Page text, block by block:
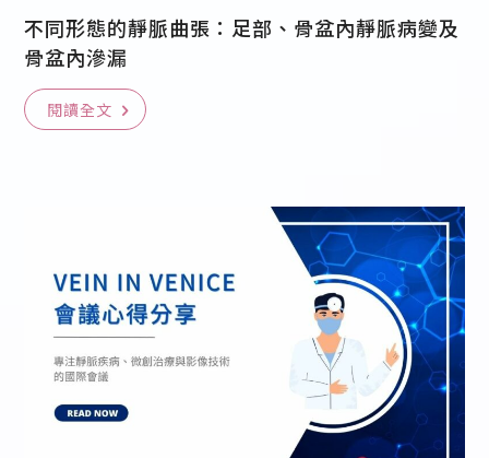
不同形態的靜脈曲張：足部、骨盆內靜脈病變及
骨盆內滲漏
閱讀全文